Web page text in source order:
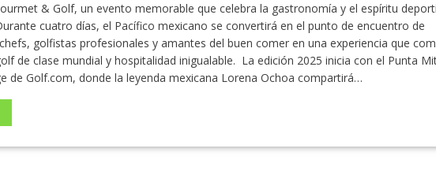
& Golf, un evento memorable que celebra la gastronomía y el espíritu
cuatro días, el Pacífico mexicano se convertirá en el punto de encuentro de
golfistas profesionales y amantes del buen comer en una experiencia que
de clase mundial y hospitalidad inigualable. La edición 2025 inicia con el Punta
de Golf.com, donde la leyenda mexicana Lorena Ochoa compartirá…